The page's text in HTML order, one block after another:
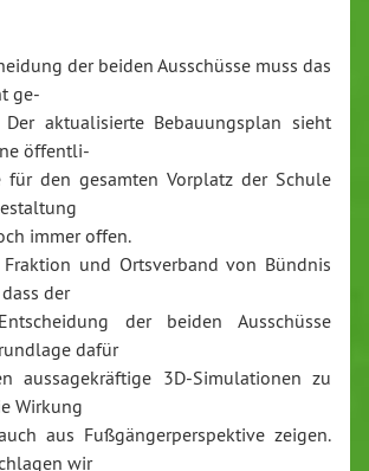
der beiden Ausschüsse muss das
ge-
Der aktualisierte Bebauungsplan sieht
öffentli-
für den gesamten Vorplatz der Schule
immer offen.
und Ortsverband von Bündnis
der
der beiden Ausschüsse
dafür
aussagekräftige 3D-Simulationen zu
Wirkung
aus Fußgängerperspektive zeigen.
wir